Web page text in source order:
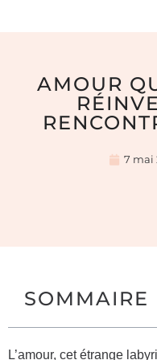
AMOUR
7 mai
SOMMAIRE
L’amour, cet étrange